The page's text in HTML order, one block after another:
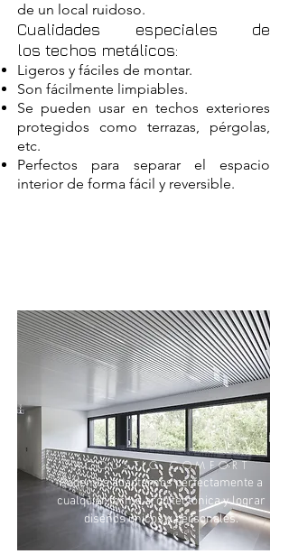
de un local ruidoso.
Cualidades especiales de
los techos metálicos:
Ligeros y fáciles de montar.
Son fácilmente limpiables.
Se pueden usar en techos exteriores
protegidos como terrazas, pérgolas,
etc.
Perfectos para separar el espacio
interior de forma fácil y reversible.
ACOUSTIC COMFORT
Podemos adaptarnos perfectamente a
cualquier forma arquitectónica y lograr
diseños únicos y personales.